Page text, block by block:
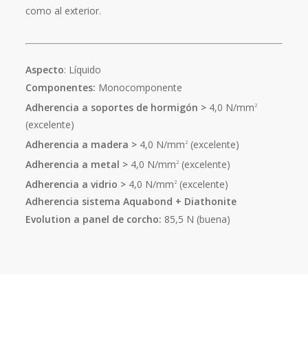
como al exterior.
Aspecto: Líquido
Componentes: Monocomponente
Adherencia a soportes de hormigón >4,0 N/mm 2
(excelente)
Adherencia a madera >4,0 N/mm2(excelente)
Adherencia a metal >4,0 N/mm2(excelente)
Adherencia a vidrio >4,0 N/mm 2(excelente)
Adherencia sistema Aquabond + Diathonite
Evolution a panel de corcho: 85,5 N (buena)